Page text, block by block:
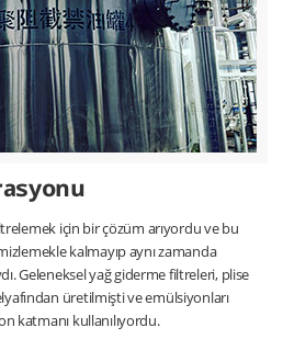
için bir çözüm arıyordu ve bu
kalmayıp aynı zamanda
Geleneksel yağ giderme filtreleri, plise
üretilmişti ve emülsiyonları
katmanı kullanılıyordu.